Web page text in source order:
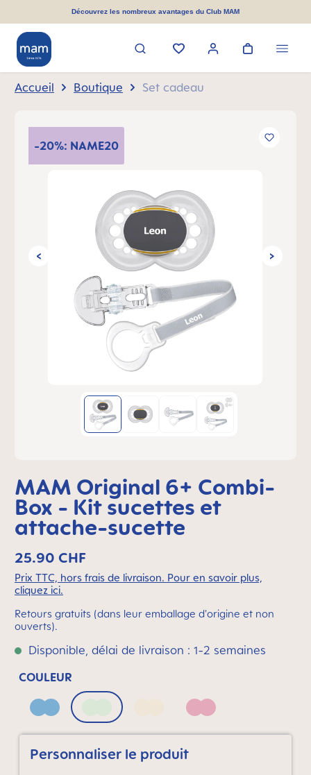
principalDécouvrez les nombreux avantages du Club MAM
Accueil Boutique Set cadeau
-20%: NAME20
MAM Original 6+ Combi-
Box - Kit sucettes et
attache-sucette
25.90 CHF
Prix TTC, hors frais de livraison. Pour en savoir plus,
cliquez ici.
Retours gratuits (dans leur emballage d'origine et non
ouverts).
Disponible, délai de livraison : 1-2 semaines
COULEUR
Blue Creamy StoneNeutral bronze print
Pink
Personnaliser le produit